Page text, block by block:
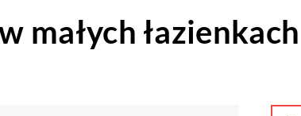
małych łazienkach